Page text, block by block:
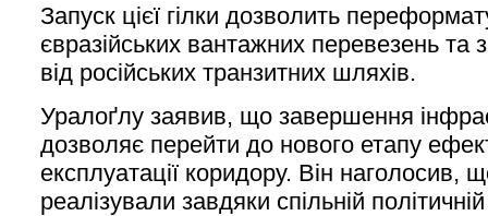
Запуск цієї гілки дозволить
євразійських вантажних перевезень та
від російських транзитних шляхів.
Уралоґлу заявив, що завершення
дозволяє перейти до нового етапу
експлуатації коридору. Він наголосив,
реалізували завдяки спільній